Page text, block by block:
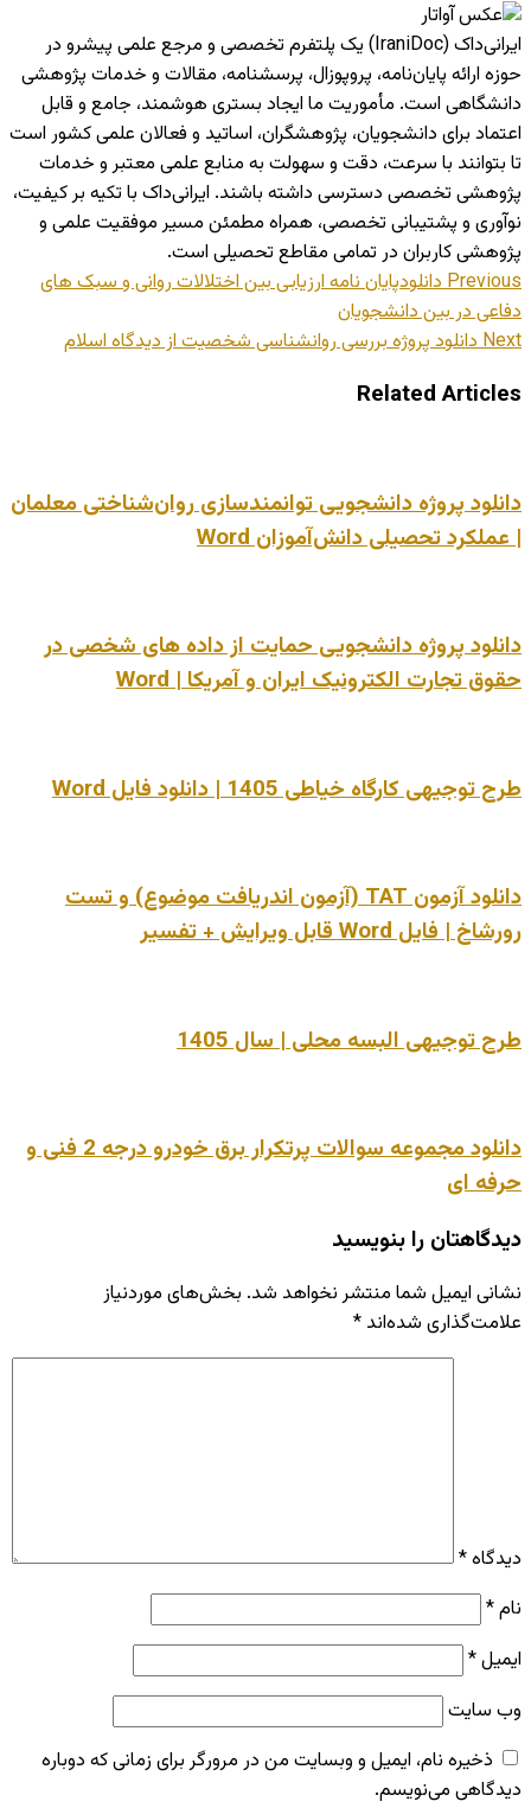
ایرانی‌داک (IraniDoc) یک پلتفرم تخصصی و مرجع علمی پیشرو در
حوزه ارائه پایان‌نامه، پروپوزال، پرسشنامه، مقالات و خدمات پژوهشی
دانشگاهی است. مأموریت ما ایجاد بستری هوشمند، جامع و قابل
اعتماد برای دانشجویان، پژوهشگران، اساتید و فعالان علمی کشور است
تا بتوانند با سرعت، دقت و سهولت به منابع علمی معتبر و خدمات
پژوهشی تخصصی دسترسی داشته باشند. ایرانی‌داک با تکیه بر کیفیت،
نوآوری و پشتیبانی تخصصی، همراه مطمئن مسیر موفقیت علمی و
پژوهشی کاربران در تمامی مقاطع تحصیلی است.
Previousدانلودپایان نامه ارزیابی بین اختلالات روانی و سبک های
دفاعی در بین دانشجویان
Nextدانلود پروژه بررسی روانشناسی شخصیت از دیدگاه اسلام
Related Articles
دانلود پروژه دانشجویی توانمندسازی روان‌شناختی معلمان
| عملکرد تحصیلی دانش‌آموزان Word
دانلود پروژه دانشجویی حمایت از داده های شخصی در
حقوق تجارت الکترونیک ایران و آمریکا | Word
طرح توجیهی کارگاه خیاطی 1405 | دانلود فایل Word
دانلود آزمون TAT (آزمون اندریافت موضوع) و تست
رورشاخ | فایل Word قابل ویرایش + تفسیر
طرح توجیهی البسه محلی | سال 1405
دانلود مجموعه سوالات پرتکرار برق خودرو درجه 2 فنی و
حرفه ای
دیدگاهتان را بنویسید
نشانی ایمیل شما منتشر نخواهد شد. بخش‌های موردنیاز
علامت‌گذاری شده‌اند *
دیدگاه*
نام*
ایمیل*
وب‌ سایت
ذخیره نام، ایمیل و وبسایت من در مرورگر برای زمانی که دوباره
دیدگاهی می‌نویسم.